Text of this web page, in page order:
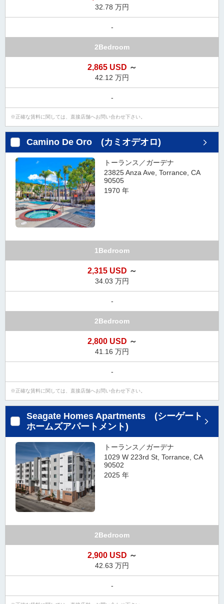
32.78 万円
-
2Bedroom
2,865 USD ～
42.12 万円
-
正確な賃料に関しては、直接店舗へお問い合わせ下さい。
Camino De Oro (カミオデオロ)
トーランス／ガーデナ
23825 Anza Ave, Torrance, CA
90505
1970 年
1Bedroom
2,315 USD ～
34.03 万円
-
2Bedroom
2,800 USD ～
41.16 万円
-
正確な賃料に関しては、直接店舗へお問い合わせ下さい。
Seagate Homes Apartments (シーゲート
ホームズアパートメント)
トーランス／ガーデナ
1029 W 223rd St, Torrance, CA
90502
2025 年
2Bedroom
2,900 USD ～
42.63 万円
-